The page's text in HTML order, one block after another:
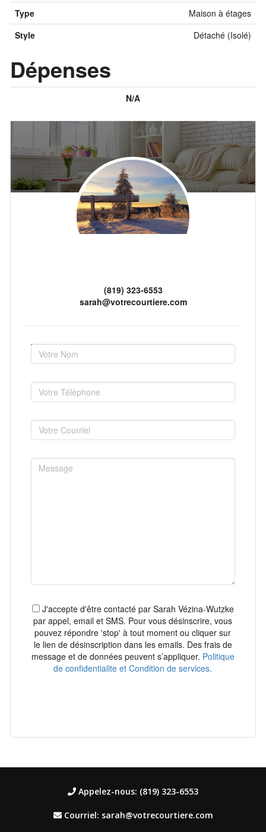
Type
Maison à étages
Style
Détaché (Isolé)
Dépenses
N/A
(819) 323-6553
sarah@votrecourtiere.com
J'accepte d'être contacté par Sarah Vézina-Wutzke
par appel, email et SMS. Pour vous désinscrire, vous
pouvez répondre 'stop' à tout moment ou cliquer sur
le lien de désinscription dans les emails. Des frais de
message et de données peuvent s’appliquer. Politique
de confidentialite et Condition de services.
Appelez-nous: (819) 323-6553
Courriel: sarah@votrecourtiere.com